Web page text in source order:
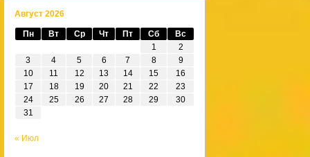
Август 2026
Пн Вт Ср Чт Пт Сб
Вс
1
2
3
4 5 6 7 8
9
10
11 12 13 14 15
16
17
18 19 20 21 22
23
24
25 26 27 28 29
30
31
« Июл